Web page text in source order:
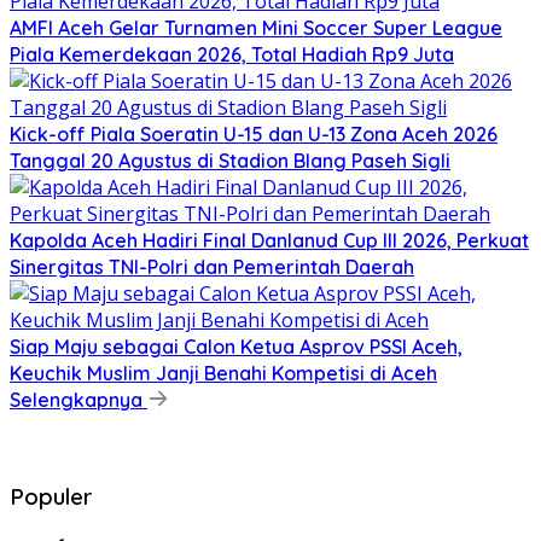
AMFI Aceh Gelar Turnamen Mini Soccer Super League
Piala Kemerdekaan 2026, Total Hadiah Rp9 Juta
Kick-off Piala Soeratin U-15 dan U-13 Zona Aceh 2026
Tanggal 20 Agustus di Stadion Blang Paseh Sigli
Kapolda Aceh Hadiri Final Danlanud Cup III 2026, Perkuat
Sinergitas TNI-Polri dan Pemerintah Daerah
Siap Maju sebagai Calon Ketua Asprov PSSI Aceh,
Keuchik Muslim Janji Benahi Kompetisi di Aceh
Selengkapnya
Populer